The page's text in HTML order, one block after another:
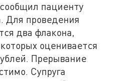
пациенту
Для проведения
два флакона,
оценивается
Прерывание
Супруга